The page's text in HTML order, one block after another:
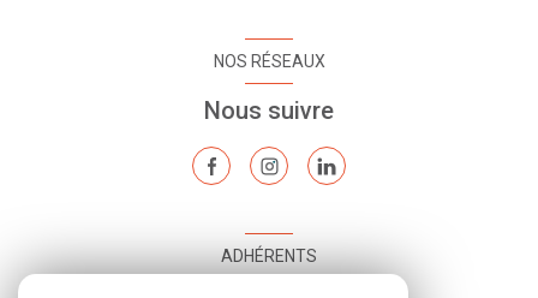
NOS RÉSEAUX
Nous suivre
ADHÉRENTS